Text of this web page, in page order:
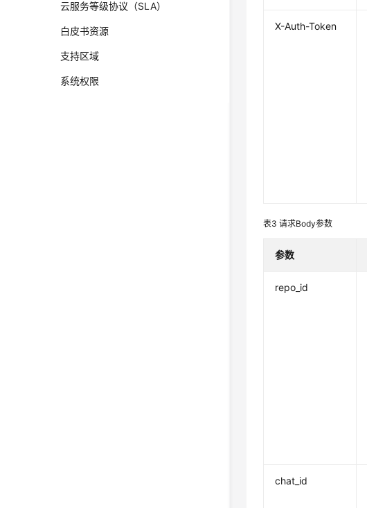
云服务等级协议（SLA）
白皮书资源
支持区域
系统权限
X-Auth-Token
表3请求Body参数
参数
repo_id
chat_id